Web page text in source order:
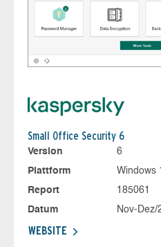
Small Office Security 6
Version
6
Plattform
Windows
Report
185061
Datum
Nov-Dez/
WEBSITE